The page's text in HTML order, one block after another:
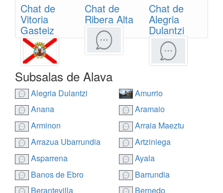
Chat de
Vitoria
Gasteiz
Chat de
Ribera Alta
Chat de
Alegria
Dulantzi
Subsalas de Alava
Alegria Dulantzi
Amurrio
Anana
Aramaio
Arminon
Arraia Maeztu
Arrazua Ubarrundia
Artziniega
Asparrena
Ayala
Banos de Ebro
Barrundia
Berantevilla
Bernedo